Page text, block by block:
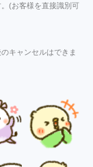
(お客様を直接識別可
キャンセルはできま